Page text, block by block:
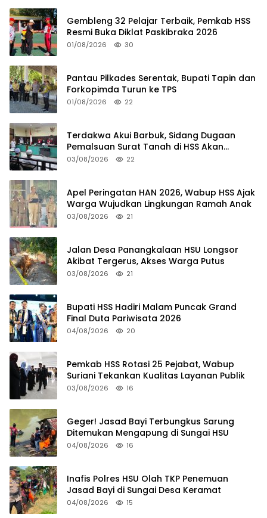
Gembleng 32 Pelajar Terbaik, Pemkab HSS
Resmi Buka Diklat Paskibraka 2026
01/08/2026 30
Pantau Pilkades Serentak, Bupati Tapin dan
Forkopimda Turun ke TPS
01/08/2026 22
Terdakwa Akui Barbuk, Sidang Dugaan
Pemalsuan Surat Tanah di HSS Akan
Berlanjut Tuntutan JPU
03/08/2026 22
Apel Peringatan HAN 2026, Wabup HSS Ajak
Warga Wujudkan Lingkungan Ramah Anak
03/08/2026 21
Jalan Desa Panangkalaan HSU Longsor
Akibat Tergerus, Akses Warga Putus
03/08/2026 21
Bupati HSS Hadiri Malam Puncak Grand
Final Duta Pariwisata 2026
04/08/2026 20
Pemkab HSS Rotasi 25 Pejabat, Wabup
Suriani Tekankan Kualitas Layanan Publik
03/08/2026 16
Geger! Jasad Bayi Terbungkus Sarung
Ditemukan Mengapung di Sungai HSU
04/08/2026 16
Inafis Polres HSU Olah TKP Penemuan
Jasad Bayi di Sungai Desa Keramat
04/08/2026 15